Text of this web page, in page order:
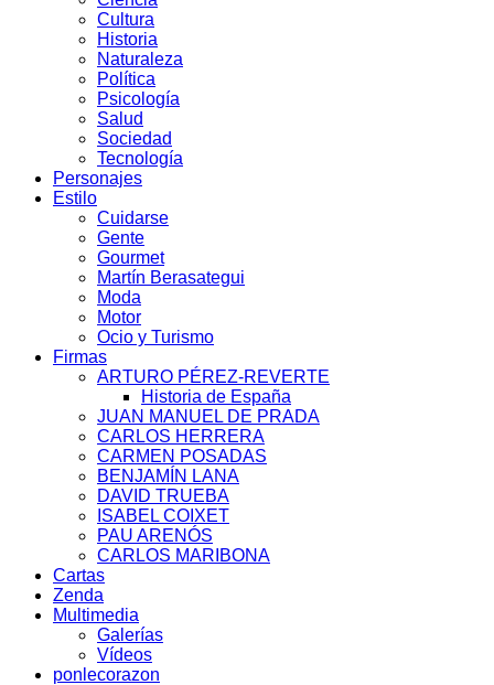
Cultura
Historia
Naturaleza
Política
Psicología
Salud
Sociedad
Tecnología
Personajes
Estilo
Cuidarse
Gente
Gourmet
Martín Berasategui
Moda
Motor
Ocio y Turismo
Firmas
ARTURO PÉREZ-REVERTE
Historia de España
JUAN MANUEL DE PRADA
CARLOS HERRERA
CARMEN POSADAS
BENJAMÍN LANA
DAVID TRUEBA
ISABEL COIXET
PAU ARENÓS
CARLOS MARIBONA
Cartas
Zenda
Multimedia
Galerías
Vídeos
ponlecorazon